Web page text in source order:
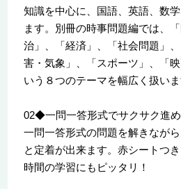
知識を中心に、国語、英語、数
ます。別冊の時事問題編では、
治」、「経済」、「社会問題」
害・気象」、「スポーツ」、「
いう８つのテーマを幅広く扱いま
02◆一問一答形式でサクサク進め
一問一答形式の問題を解きなが
と定着が出来ます。赤シートつ
時間の学習にもピッタリ！